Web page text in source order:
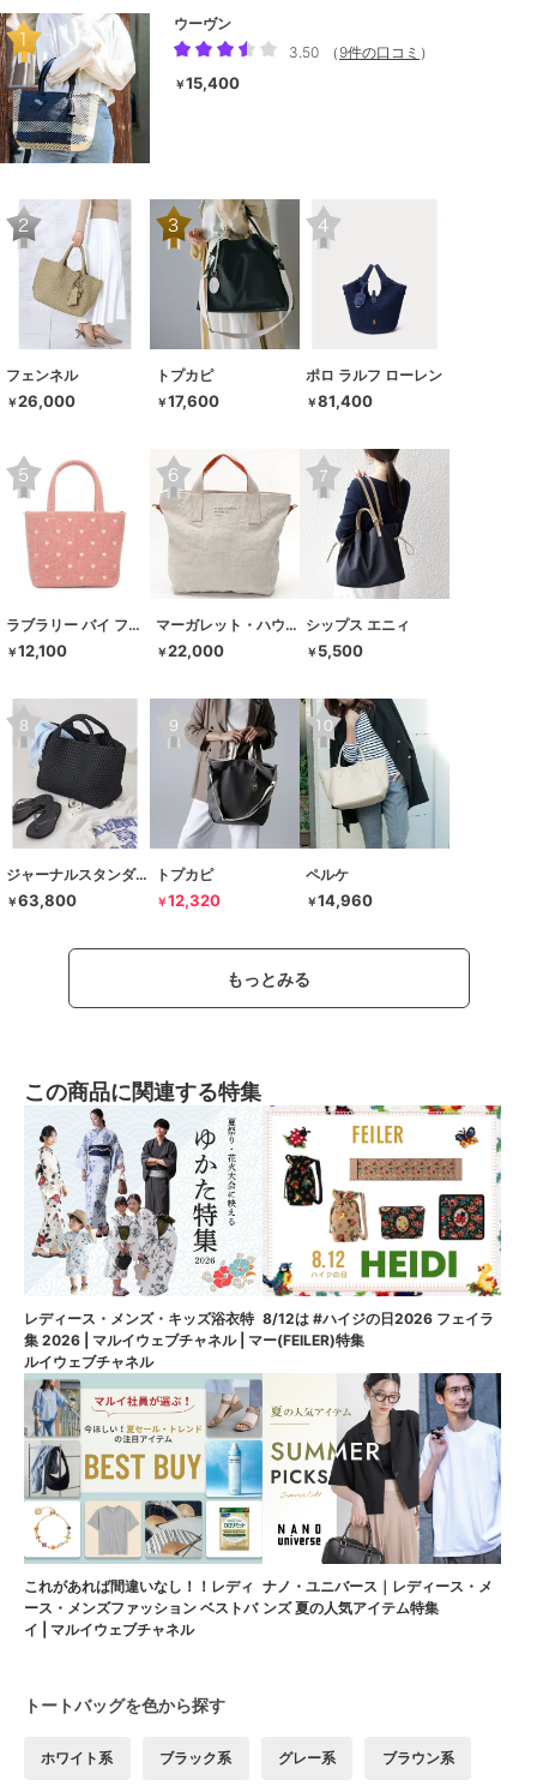
ウーヴン
3.50
（ 9件の口コミ ）
￥15,400
フェンネル
￥26,000
トプカピ
￥17,600
ポロ ラルフ ローレン
￥81,400
ラブラリー バイ フェイラー
￥12,100
マーガレット・ハウエル アイデア
￥22,000
シップス エニィ
￥ 5,500
ジャーナルスタンダード レサージュ
￥63,800
トプカピ
￥12,320
ペルケ
￥14,960
もっとみる
この商品に関連する特集
レディース・メンズ・キッズ浴衣特
集 2026 | マルイウェブチャネル | マ
ルイウェブチャネル
8/12は #ハイジの日2026 フェイラ
ー(FEILER)特集
これがあれば間違いなし！！レディ
ース・メンズファッション ベストバ
イ | マルイウェブチャネル
ナノ・ユニバース｜レディース・メ
ンズ 夏の人気アイテム特集
トートバッグを色から探す
ホワイト系 ブラック系 グレー系 ブラウン系